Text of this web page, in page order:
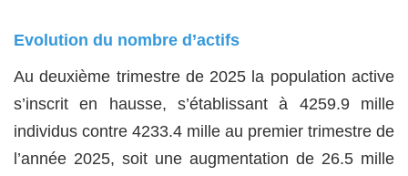
Evolution du nombre d’actifs
Au deuxième trimestre de 2025 la population active
s’inscrit en hausse, s’établissant à 4259.9 mille
individus contre 4233.4 mille au premier trimestre de
l’année 2025, soit une augmentation de 26.5 mille